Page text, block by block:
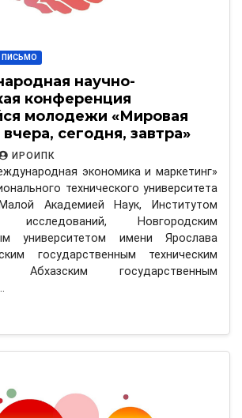
ПИСЬМО
научно-
конференция
молодежи «Мировая
сегодня, завтра»
ИРОИПК
экономика и маркетинг»
технического университета
Академией Наук, Институтом
исследований, Новгородским
университетом имени Ярослава
государственным техническим
Абхазским государственным